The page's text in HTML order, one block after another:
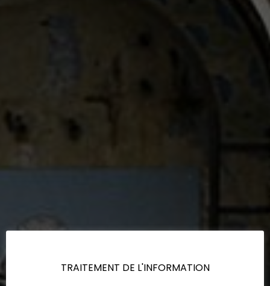
TRAITEMENT DE L'INFORMATION